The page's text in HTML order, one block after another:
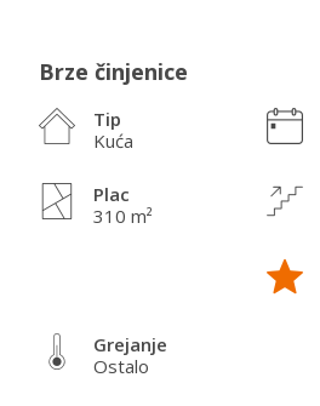
Brze činjenice
Tip
Kuća
Plac
310 m²
Grejanje
Ostalo